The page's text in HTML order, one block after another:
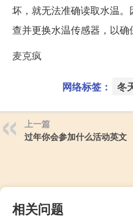
坏，就无法准确读取水温
查并更换水温传感器，以确
麦克疯
网络标签： 冬
上一篇
过年你会参加什么活动英文
相关问题